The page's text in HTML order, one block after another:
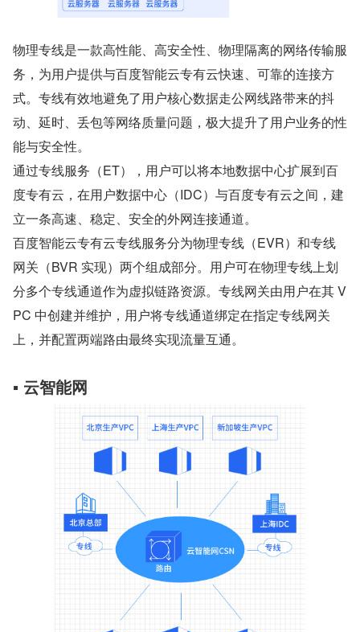
物理专线是一款高性能、高安全性、物理隔离的网络传输服
务，为用户提供与百度智能云专有云快速、可靠的连接方
式。专线有效地避免了用户核心数据走公网线路带来的抖
动、延时、丢包等网络质量问题，极大提升了用户业务的性
能与安全性。
通过专线服务（ET），用户可以将本地数据中心扩展到百
度专有云，在用户数据中心（IDC）与百度专有云之间，建
立一条高速、稳定、安全的外网连接通道。
百度智能云专有云专线服务分为物理专线（EVR）和专线
网关（BVR 实现）两个组成部分。用户可在物理专线上划
分多个专线通道作为虚拟链路资源。专线网关由用户在其 V
PC 中创建并维护，用户将专线通道绑定在指定专线网关
上，并配置两端路由最终实现流量互通。
▪ 云智能网